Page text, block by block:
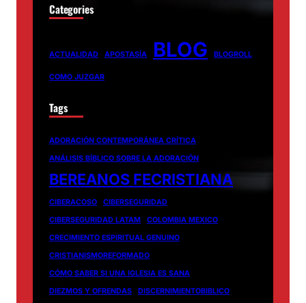
Categories
ACTUALIDAD APOSTASÍA BLOG BLOGROLL
COMO JUZGAR
Tags
ADORACIÓN CONTEMPORÁNEA CRÍTICA
ANÁLISIS BÍBLICO SOBRE LA ADORACIÓN
BEREANOS FECRISTIANA
CIBERACOSO
CIBERSEGURIDAD
CIBERSEGURIDAD LATAM
COLOMBIA MEXICO
CRECIMIENTO ESPIRITUAL GENUINO
CRISTIANISMOREFORMADO
CÓMO SABER SI UNA IGLESIA ES SANA
DIEZMOS Y OFRENDAS
DISCERNIMIENTOBIBLICO